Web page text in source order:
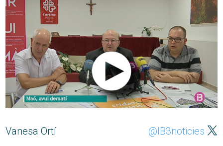
Vanesa Ortí @IB3noticies